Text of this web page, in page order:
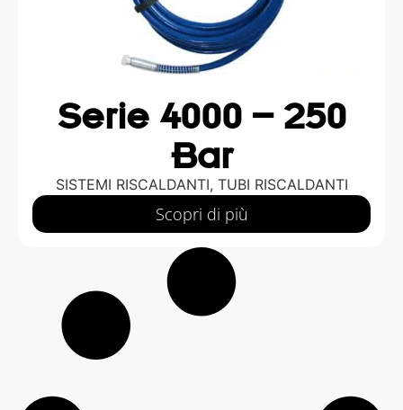
Serie 4000 – 250
Bar
SISTEMI RISCALDANTI, TUBI RISCALDANTI
Scopri di più